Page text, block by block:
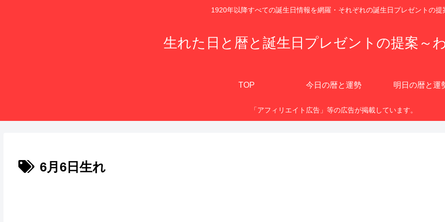
1920年以降すべての誕生日情報を網羅・それぞれの誕生日プレゼントの提
生れた日と暦と誕生日プレゼントの提案～
TOP 今日の暦と運勢 明日の暦と運
「アフィリエイト広告」等の広告が掲載しています。
6月6日生れ